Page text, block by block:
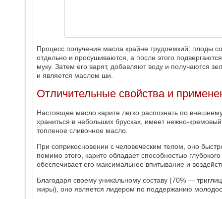
Процесс получения масла крайне трудоемкий: плоды
отдельно и просушиваются, а после этого
муку. Затем его варят, добавляют воду и получаются
и является маслом ши.
Отличительные свойства и
Настоящее масло карите легко распознать по
храниться в небольших брусках, имеет нежно-
топленое сливочное масло.
При соприкосновении с человеческим телом, оно
помимо этого, карите обладает способностью
обеспечивает его максимальное впитывание и
Благодаря своему уникальному составу (70% —
жиры), оно является лидером по поддержанию